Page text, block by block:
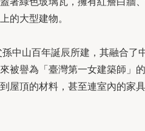
的大型建物。
中山百年誕辰所建，其融合
被譽為「臺灣第一女建築師」
屋頂的材料，甚至連室內的家